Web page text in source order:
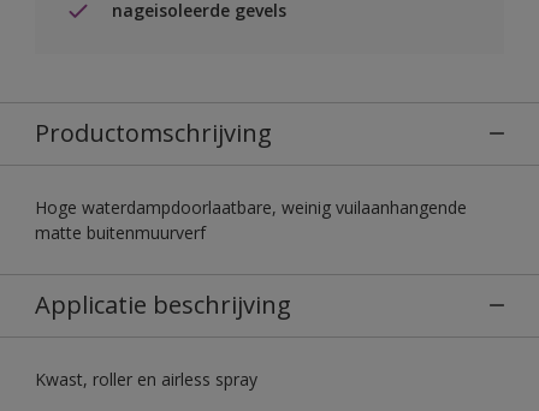
nageisoleerde gevels
Productomschrijving
Hoge waterdampdoorlaatbare, weinig vuilaanhangende
matte buitenmuurverf
Applicatie beschrijving
Kwast, roller en airless spray